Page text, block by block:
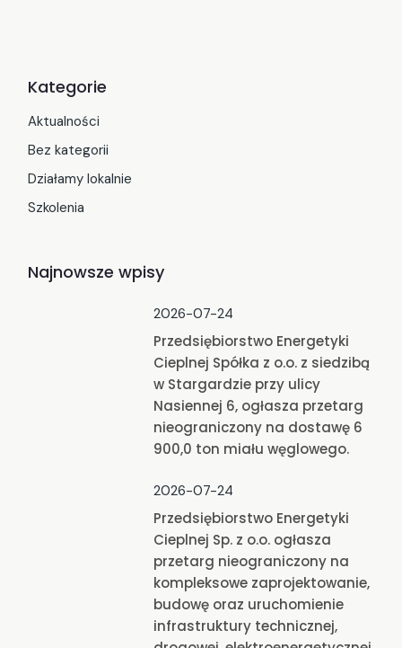
Kategorie
Aktualności
Bez kategorii
Działamy lokalnie
Szkolenia
Najnowsze wpisy
2026-07-24
Przedsiębiorstwo Energetyki
Cieplnej Spółka z o.o. z siedzibą
w Stargardzie przy ulicy
Nasiennej 6, ogłasza przetarg
nieograniczony na dostawę 6
900,0 ton miału węglowego.
2026-07-24
Przedsiębiorstwo Energetyki
Cieplnej Sp. z o.o. ogłasza
przetarg nieograniczony na
kompleksowe zaprojektowanie,
budowę oraz uruchomienie
infrastruktury technicznej,